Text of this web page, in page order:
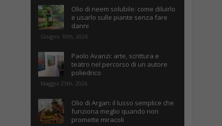
Olio di neem solubile: come diluirlo
e usarlo sulle piante senza fare
danni
Giugno 10th, 2026
Paolo Avanzi: arte, scrittura e
teatro nel percorso di un autore
poliedrico
Maggio 25th, 2026
Olio di Argan: il lusso semplice che
funziona meglio quando non
promette miracoli